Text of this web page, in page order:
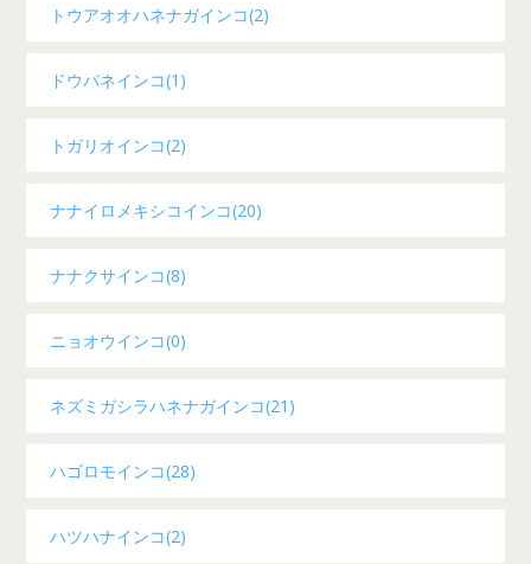
トウアオオハネナガインコ(2)
ドウバネインコ(1)
トガリオインコ(2)
ナナイロメキシコインコ(20)
ナナクサインコ(8)
ニョオウインコ(0)
ネズミガシラハネナガインコ(21)
ハゴロモインコ(28)
ハツハナインコ(2)